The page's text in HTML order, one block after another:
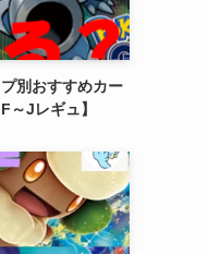
別おすすめカー
～Jレギュ】